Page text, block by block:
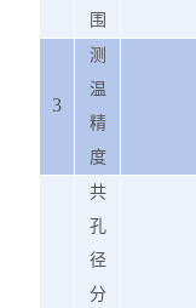
围
3
测
温
精
度
共
孔
径
分